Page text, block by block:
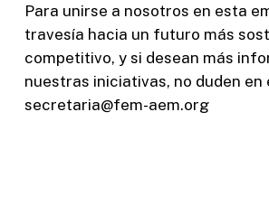
Para unirse a nosotros en esta
travesía hacia un futuro más
competitivo, y si desean más
nuestras iniciativas, no duden en
secretaria@fem-aem.org